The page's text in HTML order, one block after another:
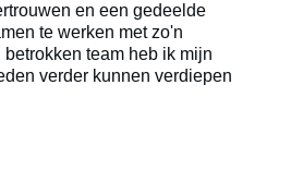
en een gedeelde
te werken met zo'n
team heb ik mijn
verder kunnen verdiepen